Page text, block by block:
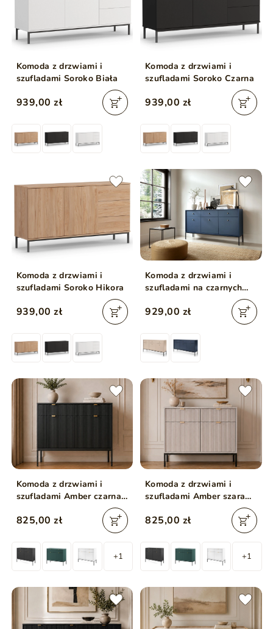
Komoda z drzwiami i
szufladami Soroko Biała
939,00 zł
Komoda z drzwiami i
szufladami Soroko Czarna
939,00 zł
Komoda z drzwiami i
szufladami Soroko Hikora
939,00 zł
Komoda z drzwiami i
szufladami na czarnych
nóżkach 154 cm Amor
Granatowa
929,00 zł
Komoda z drzwiami i
szufladami Amber czarna
825,00 zł
+1
Komoda z drzwiami i
szufladami Amber szara
825,00 zł
+1